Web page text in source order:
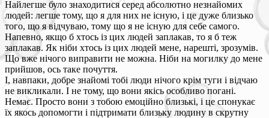
Найлегше було знаходитися серед абсолютно незнайомих
людей: легше тому, що я для них не існую, і це дуже близько
того, що я відчуваю, тому що я не існую для себе самого.
Напевно, якщо б хтось із цих людей заплакав, то я б теж
заплакав. Як ніби хтось із цих людей мене, нарешті, зрозумів.
Що вже нічого виправити не можна. Ніби на могилку до мене
прийшов, ось таке почуття.
І, навпаки, добре знайомі тобі люди нічого крім туги і відчаю
не викликали. І не тому, що вони якісь особливо погані.
Немає. Просто вони з тобою емоційно близькі, і це спонукає
їх якось допомогти і підтримати близьку людину в скрутну